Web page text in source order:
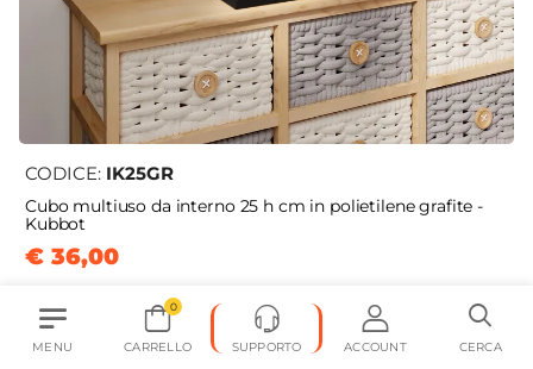
CODICE: IK25GR
Cubo multiuso da interno 25 h cm in polietilene grafite -
Kubbot
€ 36,00
MENU
0
CARRELLO SUPPORTO ACCOUNT CERCA